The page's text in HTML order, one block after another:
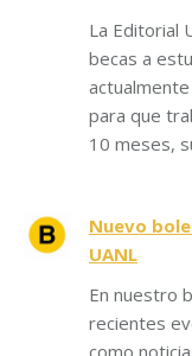
La Editorial
becas a
actualmente
para que
10 meses,
Nuevo
UANL
En nuestro
recientes
como